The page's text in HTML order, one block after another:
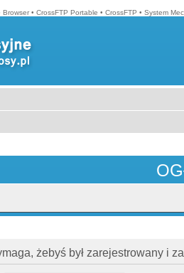
Browser • CrossFTP Portable • CrossFTP • System
żebyś był zarejestrowany i